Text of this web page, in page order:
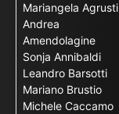
Mariangela Agrusti
Andrea
Amendolagine
Sonja Annibaldi
Leandro Barsotti
Mariano Brustio
Michele Caccamo